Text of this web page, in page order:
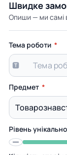
Швидке
Опиши — ми самі
Тема роботи
Предмет
Рівень